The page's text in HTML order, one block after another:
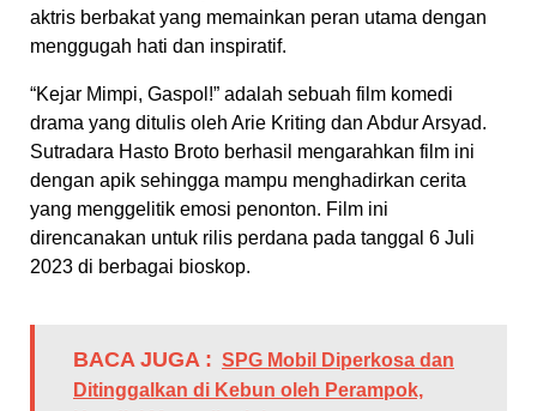
aktris berbakat yang memainkan peran utama dengan
menggugah hati dan inspiratif.
“Kejar Mimpi, Gaspol!” adalah sebuah film komedi
drama yang ditulis oleh Arie Kriting dan Abdur Arsyad.
Sutradara Hasto Broto berhasil mengarahkan film ini
dengan apik sehingga mampu menghadirkan cerita
yang menggelitik emosi penonton. Film ini
direncanakan untuk rilis perdana pada tanggal 6 Juli
2023 di berbagai bioskop.
BACA JUGA : SPG Mobil Diperkosa dan
Ditinggalkan di Kebun oleh Perampok,